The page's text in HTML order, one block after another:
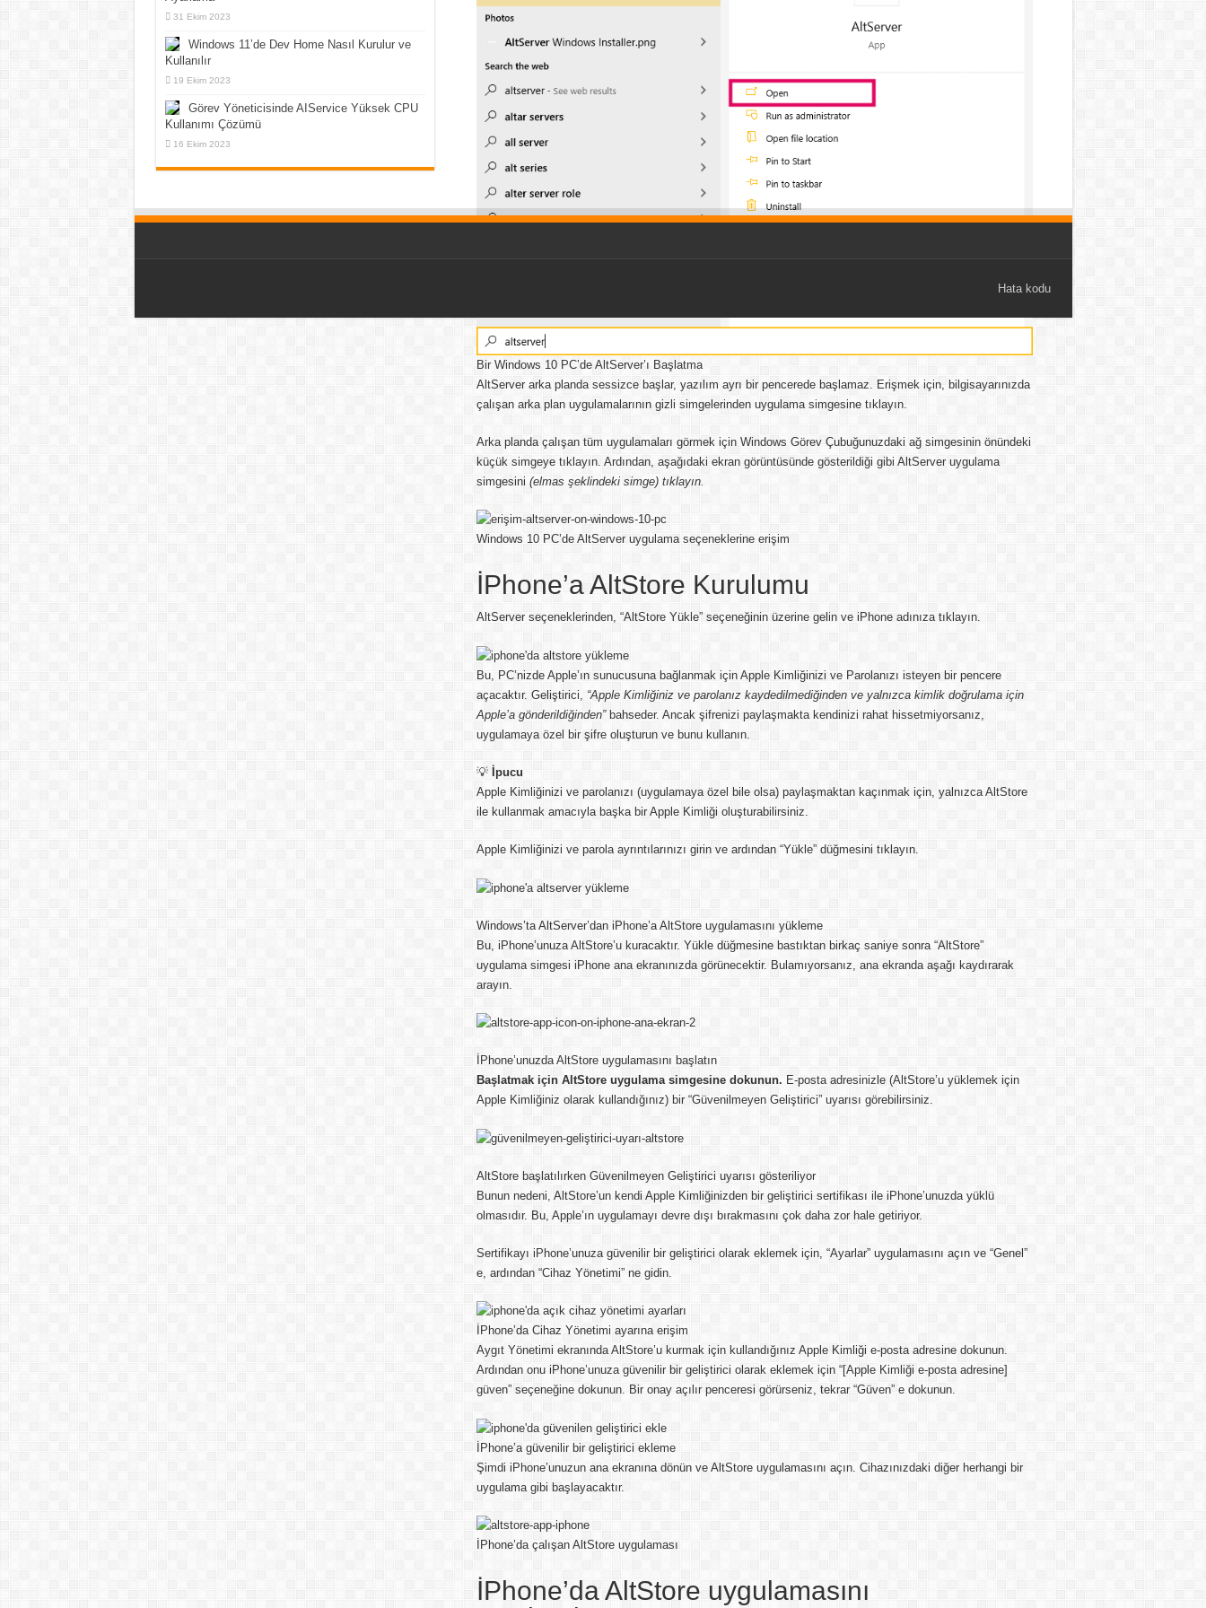
Bir Windows 10 PC’de AltServer’ı Başlatma
AltServer arka planda sessizce başlar, yazılım ayrı bir pencerede başlamaz. Erişmek için, bilgisayarınızda
çalışan arka plan uygulamalarının gizli simgelerinden uygulama simgesine tıklayın.
Arka planda çalışan tüm uygulamaları görmek için Windows Görev Çubuğunuzdaki ağ simgesinin önündeki
küçük simgeye tıklayın. Ardından, aşağıdaki ekran görüntüsünde gösterildiği gibi AltServer uygulama
simgesini (elmas şeklindeki simge) tıklayın.
Windows 10 PC’de AltServer uygulama seçeneklerine erişim
İPhone’a AltStore Kurulumu
AltServer seçeneklerinden, “AltStore Yükle” seçeneğinin üzerine gelin ve iPhone adınıza tıklayın.
Bu, PC’nizde Apple’ın sunucusuna bağlanmak için Apple Kimliğinizi ve Parolanızı isteyen bir pencere
açacaktır. Geliştirici, “Apple Kimliğiniz ve parolanız kaydedilmediğinden ve yalnızca kimlik doğrulama için
Apple’a gönderildiğinden”bahseder. Ancak şifrenizi paylaşmakta kendinizi rahat hissetmiyorsanız,
uygulamaya özel bir şifre oluşturun ve bunu kullanın.
💡 İpucu
Apple Kimliğinizi ve parolanızı (uygulamaya özel bile olsa) paylaşmaktan kaçınmak için, yalnızca AltStore
ile kullanmak amacıyla başka bir Apple Kimliği oluşturabilirsiniz.
Apple Kimliğinizi ve parola ayrıntılarınızı girin ve ardından “Yükle” düğmesini tıklayın.
Windows’ta AltServer’dan iPhone’a AltStore uygulamasını yükleme
Bu, iPhone’unuza AltStore’u kuracaktır. Yükle düğmesine bastıktan birkaç saniye sonra “AltStore”
uygulama simgesi iPhone ana ekranınızda görünecektir. Bulamıyorsanız, ana ekranda aşağı kaydırarak
arayın.
İPhone’unuzda AltStore uygulamasını başlatın
Başlatmak için AltStore uygulama simgesine dokunun. E-posta adresinizle (AltStore’u yüklemek için
Apple Kimliğiniz olarak kullandığınız) bir “Güvenilmeyen Geliştirici” uyarısı görebilirsiniz.
AltStore başlatılırken Güvenilmeyen Geliştirici uyarısı gösteriliyor
Bunun nedeni, AltStore’un kendi Apple Kimliğinizden bir geliştirici sertifikası ile iPhone’unuzda yüklü
olmasıdır. Bu, Apple’ın uygulamayı devre dışı bırakmasını çok daha zor hale getiriyor.
Sertifikayı iPhone’unuza güvenilir bir geliştirici olarak eklemek için, “Ayarlar” uygulamasını açın ve “Genel”
e, ardından “Cihaz Yönetimi” ne gidin.
İPhone’da Cihaz Yönetimi ayarına erişim
Aygıt Yönetimi ekranında AltStore’u kurmak için kullandığınız Apple Kimliği e-posta adresine dokunun.
Ardından onu iPhone’unuza güvenilir bir geliştirici olarak eklemek için “[Apple Kimliği e-posta adresine]
güven” seçeneğine dokunun. Bir onay açılır penceresi görürseniz, tekrar “Güven” e dokunun.
İPhone’a güvenilir bir geliştirici ekleme
Şimdi iPhone’unuzun ana ekranına dönün ve AltStore uygulamasını açın. Cihazınızdaki diğer herhangi bir
uygulama gibi başlayacaktır.
İPhone’da çalışan AltStore uygulaması
İPhone’da AltStore uygulamasını
31 Ekim 2023
Windows 11’de Dev Home Nasıl Kurulur ve
Kullanılır
19 Ekim 2023
Görev Yöneticisinde AIService Yüksek CPU
Kullanımı Çözümü
16 Ekim 2023
Hata kodu